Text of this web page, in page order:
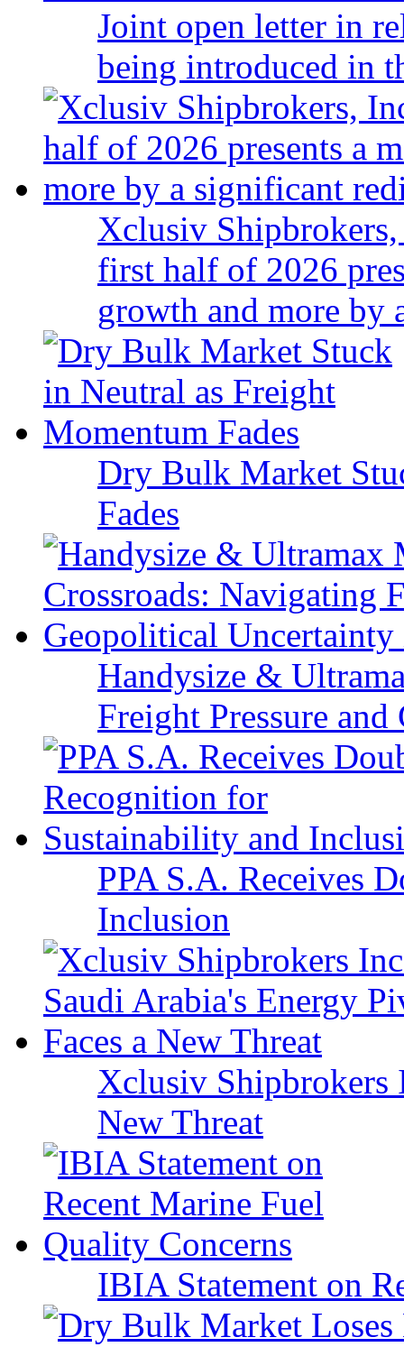
Joint open letter in
being introduced in
Xclusiv
first half of 2026
growth and more
Dry Bulk Market
Fades
Handysize &
Freight Pressure
PPA S.A. Receives
Inclusion
Xclusiv Shipbrokers
New Threat
IBIA Statement on